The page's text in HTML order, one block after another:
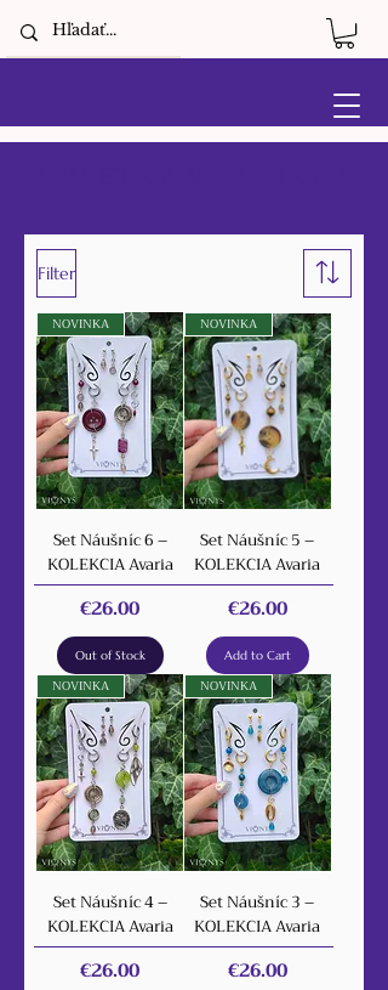
Filter
NOVINKA
Set Náušníc 6 –
KOLEKCIA Avaria
Price
€26.00
Out of Stock
NOVINKA
Set Náušníc 5 –
KOLEKCIA Avaria
Price
€26.00
Add to Cart
NOVINKA
Set Náušníc 4 –
KOLEKCIA Avaria
Price
€26.00
NOVINKA
Set Náušníc 3 –
KOLEKCIA Avaria
Price
€26.00